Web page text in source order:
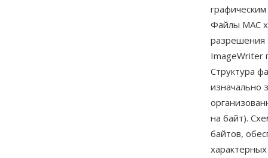
Файлы MAC
разрешения
ImageWriter
Структура
изначально
на байт).
байтов,